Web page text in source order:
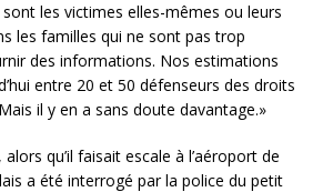
les victimes elles-mêmes ou leurs
les familles qui ne sont pas trop
des informations. Nos estimations
entre 20 et 50 défenseurs des droits
il y en a sans doute davantage.»
qu’il faisait escale à l’aéroport de
a été interrogé par la police du petit